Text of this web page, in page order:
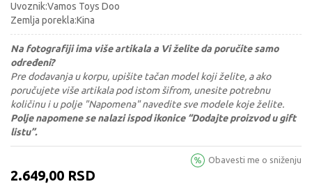
Uvoznik:Vamos Toys Doo
Zemlja porekla:Kina
Na fotografiji ima više artikala a Vi želite da poručite samo
određeni?
Pre dodavanja u korpu, upišite tačan model koji želite, a ako
poručujete više artikala pod istom šifrom, unesite potrebnu
količinu i u polje "Napomena" navedite sve modele koje želite.
Polje napomene se nalazi ispod ikonice “Dodajte proizvod u gift
listu”.
2.649,00 RSD
Obavesti me o sniženju